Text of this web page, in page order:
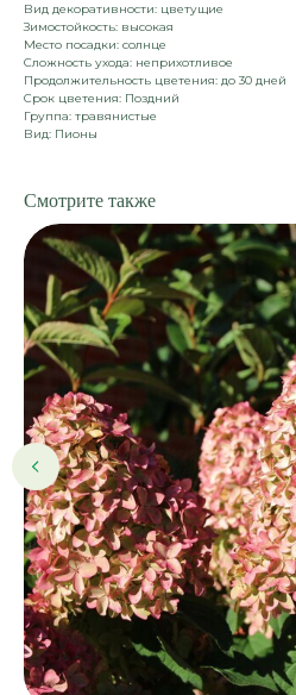
Вид декоративности: цветущие
Зимостойкость: высокая
Место посадки: солнце
Сложность ухода: неприхотливое
Продолжительность цветения: до 30 дней
Срок цветения: Поздний
Группа: травянистые
Вид: Пионы
Смотрите также